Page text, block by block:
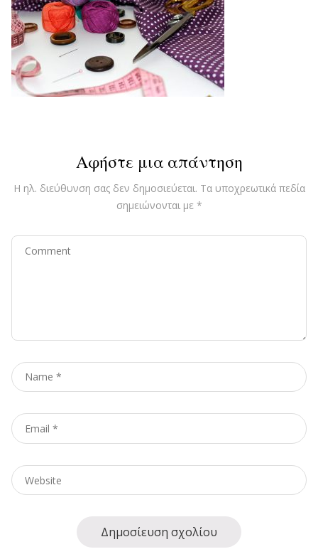
Αφήστε μια απάντηση
Η ηλ. διεύθυνση σας δεν δημοσιεύεται. Τα υποχρεωτικά πεδία
σημειώνονται με *
Comment
Name
Email
Website